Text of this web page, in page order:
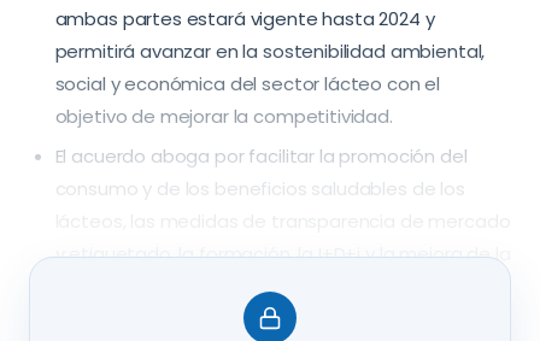
ambas partes estará vigente hasta 2024 y
permitirá avanzar en la sostenibilidad ambiental,
social y económica del sector lácteo con el
objetivo de mejorar la competitividad.
El acuerdo aboga por facilitar la promoción del
consumo y de los beneficios saludables de los
y etiquetado, la formación, la I+D+i y la mejora de la
comercialización en mercado interior y de